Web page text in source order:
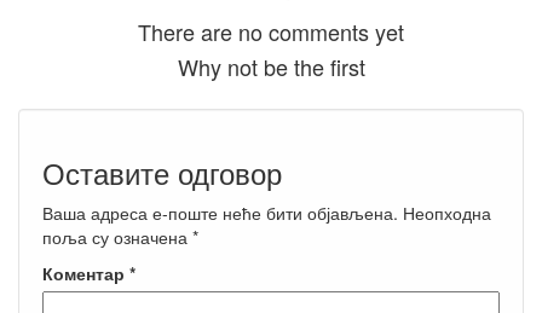
There are no comments yet
Why not be the first
Оставите одговор
Ваша адреса е-поште неће бити објављена. Неопходна
поља су означена *
Коментар *